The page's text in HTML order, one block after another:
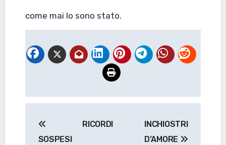
come mai lo sono stato.
articoli
RICORDI
SOSPESI
INCHIOSTRI
D’AMORE